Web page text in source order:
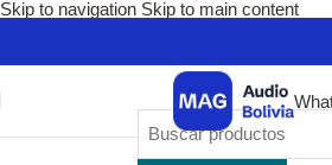
Skip to navigation Skip to main content